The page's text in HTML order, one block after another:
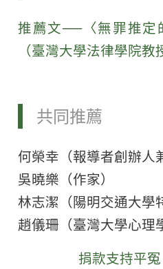
推薦文──〈無罪推定
（臺灣大學法律學院教
共同推薦
何榮幸（報導者創辦人
吳曉樂（作家）
林志潔（陽明交通大學
趙儀珊（臺灣大學心理
捐款支持平